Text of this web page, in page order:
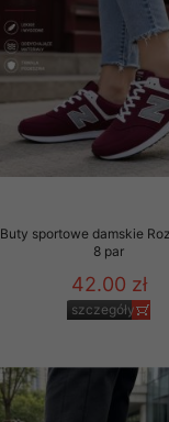
Buty sportowe damskie
8 par
42.00 zł
szczegóły